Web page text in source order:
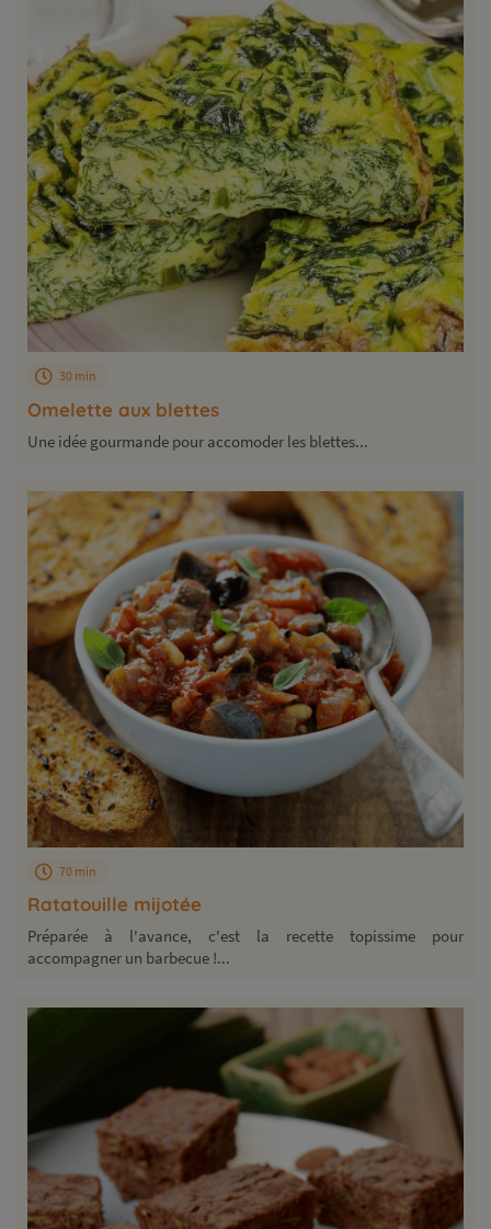
Omelette aux blettes
30 min
Une idée gourmande pour accomoder les blettes...
Ratatouille mijotée
70 min
Préparée à l'avance, c'est la recette topissime pour
accompagner un barbecue !...